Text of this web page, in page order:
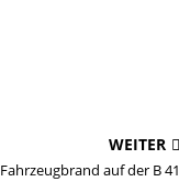
WEITER
Fahrzeugbrand auf der B 41